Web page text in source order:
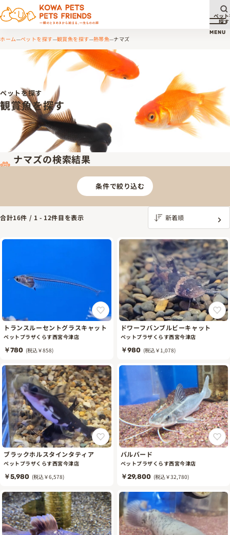
メ
MENU
ペッ
探す
ホーム ペットを探す 観賞魚を探す 熱帯魚 ナマズ
ペットを探す
観賞魚を探す
ナマズの検索結果
条件で絞り込む
合計16件 / 1 - 12件目を表示
トランスルーセントグラスキャット
ペットプラザくらす西宮今津店
￥780 (税込￥858)
ドワーフバンブルビーキャット
ペットプラザくらす西宮今津店
￥980 (税込￥1,078)
ブラックホルスタインタティア
ペットプラザくらす西宮今津店
￥5,980 (税込￥6,578)
バルバード
ペットプラザくらす西宮今津店
￥29,800 (税込￥32,780)